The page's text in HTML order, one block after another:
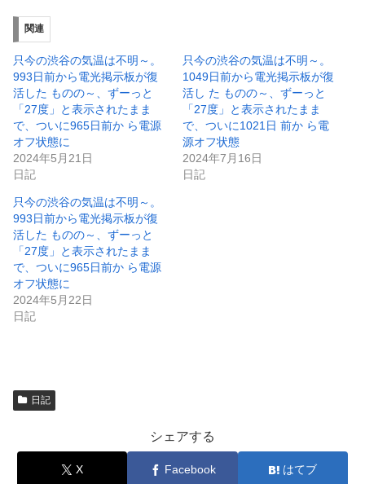
ウ
ィ
ン
ウ
で
開
き
ま
す
)
い
(
新
し
い
ウ
ィ
ン
ウ
で
ま
す
)
関連
只今の渋谷の気温は不明～。
993日前から電光掲示板が復
活した ものの～、ずーっと
「27度」と表示されたまま
で、ついに965日前か ら電源
オフ状態に
2024年5月21日
日記
只今の渋谷の気温は不明～。
1049日前から電光掲示板が復
活し た ものの～、ずーっと
「27度」と表示されたまま
で、ついに1021日 前か ら電
源オフ状態
2024年7月16日
日記
只今の渋谷の気温は不明～。
993日前から電光掲示板が復
活した ものの～、ずーっと
「27度」と表示されたまま
で、ついに965日前か ら電源
オフ状態に
2024年5月22日
日記
日記
シェアする
X Facebook はてブ